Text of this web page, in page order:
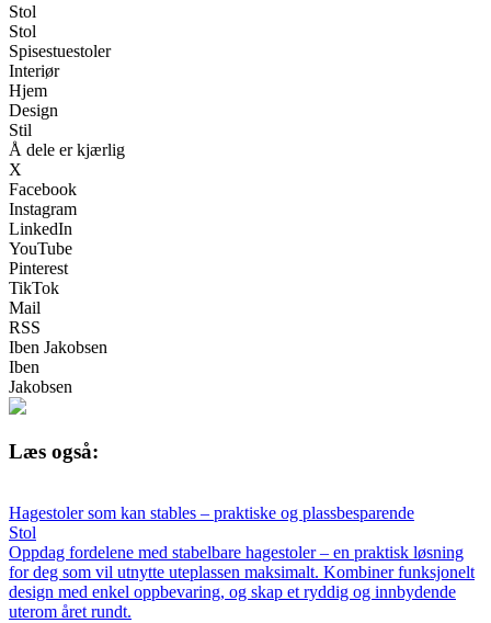
Stol
Stol
Spisestuestoler
Interiør
Hjem
Design
Stil
Å dele er kjærlig
X
Facebook
Instagram
LinkedIn
YouTube
Pinterest
TikTok
Mail
RSS
Iben Jakobsen
Iben
Jakobsen
Læs også:
Hagestoler som kan stables – praktiske og plassbesparende
Stol
Oppdag fordelene med stabelbare hagestoler – en praktisk løsning
for deg som vil utnytte uteplassen maksimalt. Kombiner funksjonelt
design med enkel oppbevaring, og skap et ryddig og innbydende
uterom året rundt.